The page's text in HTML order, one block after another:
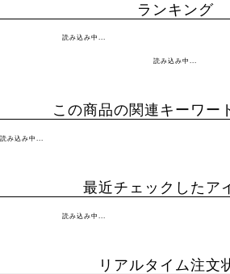
ランキング
読み込み中...
読み込み中...
この商品の関連キーワー
読み込み中...
最近チェックしたア
読み込み中...
リアルタイム注文